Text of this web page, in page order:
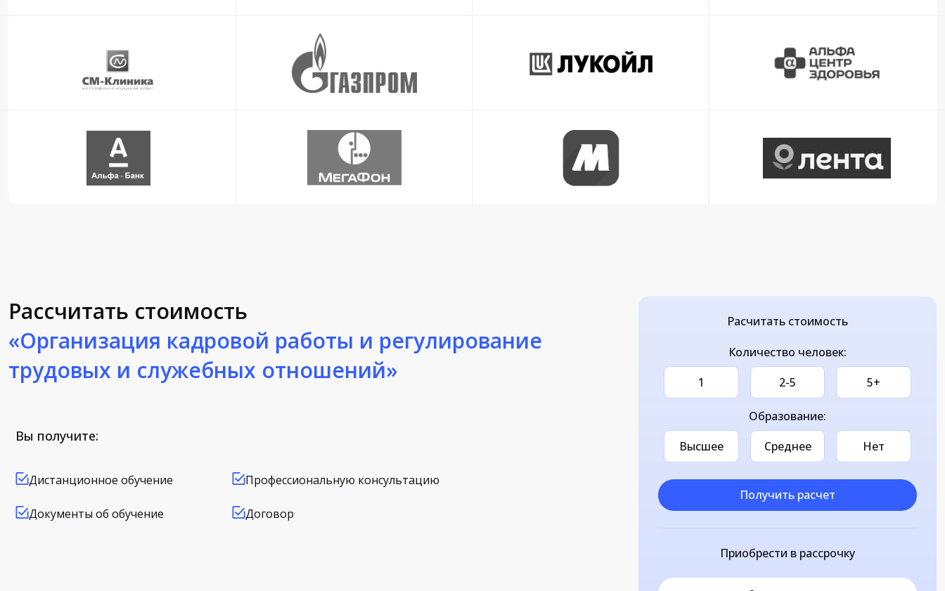
Рассчитать стоимость
«Организация кадровой работы и регулирование
трудовых и служебных отношений»
Вы получите:
Дистанционное обучение Профессиональную консультацию
Документы об обучение Договор
Расчитать стоимость
Количество человек:
1
2-5 5+
Образование:
Высшее
Среднее Нет
Получить расчет
Приобрести в рассрочку